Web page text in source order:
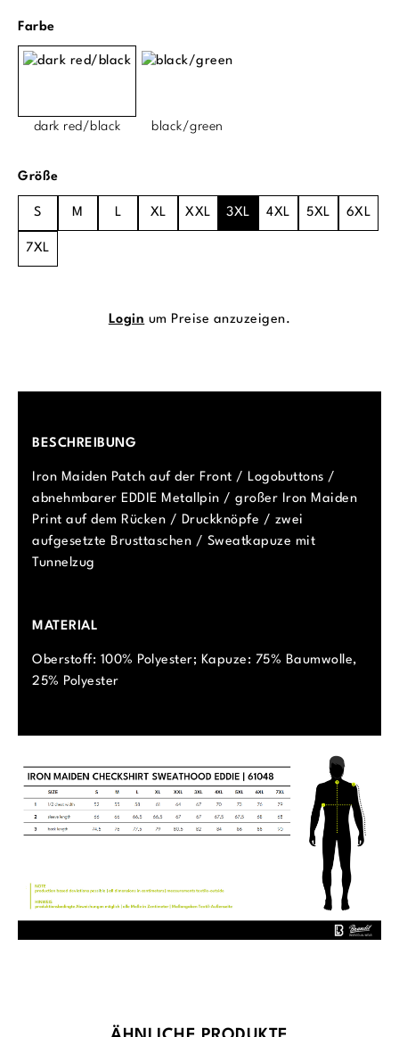
Farbeauswählen
dark red/black black/green
Größeauswählen
S M L XL XXL 3XL 4XL 5XL 6XL
7XL
Login um Preise anzuzeigen.
BESCHREIBUNG
Iron Maiden Patch auf der Front / Logobuttons /
abnehmbarer EDDIE Metallpin / großer Iron Maiden
Print auf dem Rücken / Druckknöpfe / zwei
aufgesetzte Brusttaschen / Sweatkapuze mit
Tunnelzug
MATERIAL
Oberstoff: 100% Polyester; Kapuze: 75% Baumwolle,
25% Polyester
Produktgalerie überspringen